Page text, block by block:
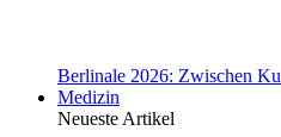
Berlinale 2026: Zwischen
Medizin
Neueste Artikel